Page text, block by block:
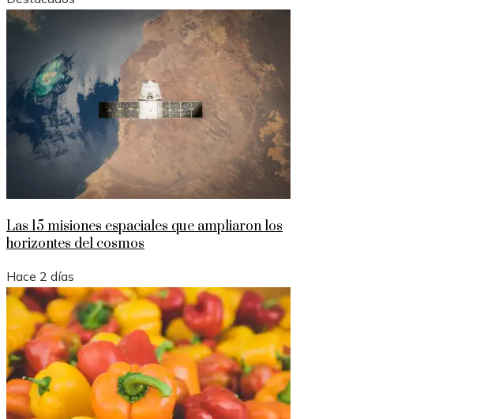
Las 15 misiones espaciales que ampliaron los
horizontes del cosmos
Hace 2 días